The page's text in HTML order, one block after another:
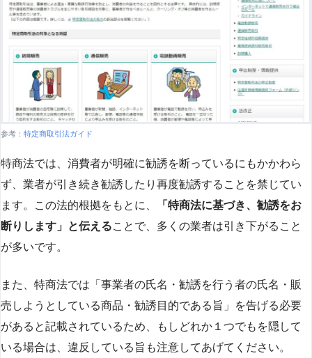
参考： 特定商取引法ガイド
特商法では、消費者が明確に勧誘を断っているにもかかわら
ず、業者が引き続き勧誘したり再度勧誘することを禁じてい
ます。この法的根拠をもとに、
「特商法に基づき、勧誘をお
断りします」と伝えることで、多くの業者は引き下がること
が多いです​​。
また、特商法では「事業者の氏名・勧誘を行う者の氏名・販
売しようとしている商品・勧誘目的である旨」を告げる必要
があると記載されているため、もしどれか１つでもを隠して
いる場合は、違反している旨も注意してあげてください。